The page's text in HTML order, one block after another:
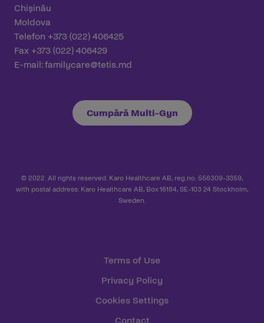
Chișinău
Moldova
Telefon +373 (022) 406425
Fax +373 (022) 406429
E-mail:familycare@tetis.md
Cumpără Multi-Gyn
© 2022. All rights reserved. Karo Healthcare AB, reg.no. 556309-3359,
with postal address: Karo Healthcare AB, Box 16184, SE-103 24 Stockholm,
Sweden.
Terms of Use
Privacy Policy
Cookies Settings
Contact